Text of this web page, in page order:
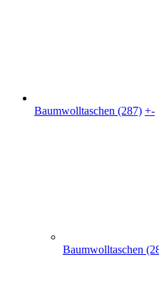
Baumwolltaschen (287) +-
Baumwolltaschen